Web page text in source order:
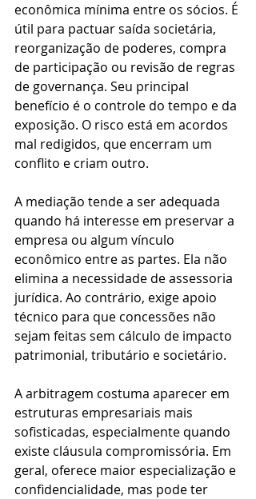
econômica mínima entre os sócios. É
útil para pactuar saída societária,
reorganização de poderes, compra
de participação ou revisão de regras
de governança. Seu principal
benefício é o controle do tempo e da
exposição. O risco está em acordos
mal redigidos, que encerram um
conflito e criam outro.
A mediação tende a ser adequada
quando há interesse em preservar a
empresa ou algum vínculo
econômico entre as partes. Ela não
elimina a necessidade de assessoria
jurídica. Ao contrário, exige apoio
técnico para que concessões não
sejam feitas sem cálculo de impacto
patrimonial, tributário e societário.
A arbitragem costuma aparecer em
estruturas empresariais mais
sofisticadas, especialmente quando
existe cláusula compromissória. Em
geral, oferece maior especialização e
confidencialidade, mas pode ter